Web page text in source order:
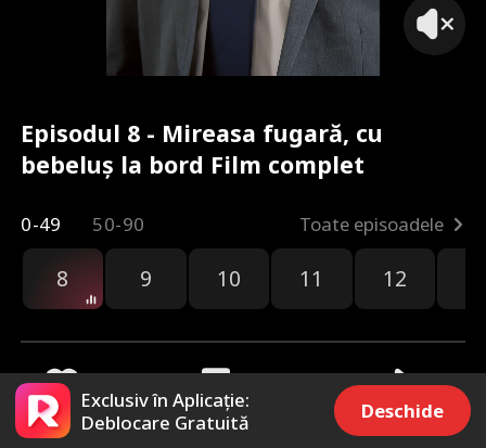
Episodul 8 - Mireasa fugară, cu
bebeluș la bord Film complet
0-49 50-90 Toate episoadele
8 9 10 11 12
893 32.6k Distribuie
Exclusiv în Aplicație:
Deblocare Gratuită
Deschide